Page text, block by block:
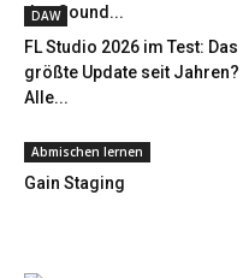
den Sound...
DAW
FL Studio 2026 im Test: Das
größte Update seit Jahren?
Alle...
Abmischen lernen
Gain Staging